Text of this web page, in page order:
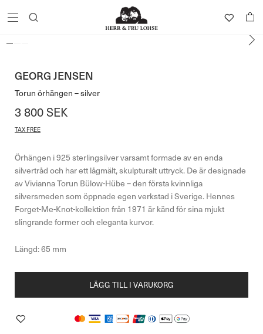
GEORG JENSEN
Torun örhängen – silver
3 800SEK
TAX FREE
Örhängen i 925 sterlingsilver varsamt formade av en enda
silvertråd och har ett lågmält, skulpturalt uttryck. De är designade
av Vivianna Torun Bülow-Hübe – den första kvinnliga
silversmeden som öppnade egen verkstad i Sverige. Hennes
Forget-Me-Knot-kollektion från 1971 är känd för sina mjukt
slingrande former och eleganta kurvor.
Längd: 65 mm
LÄGG TILL I VARUKORG